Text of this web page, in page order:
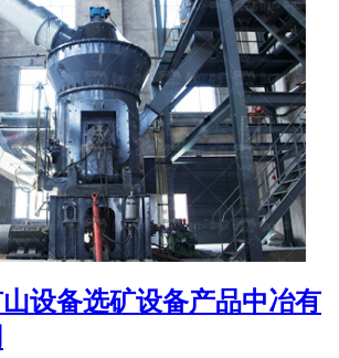
设备选矿设备产品中冶有